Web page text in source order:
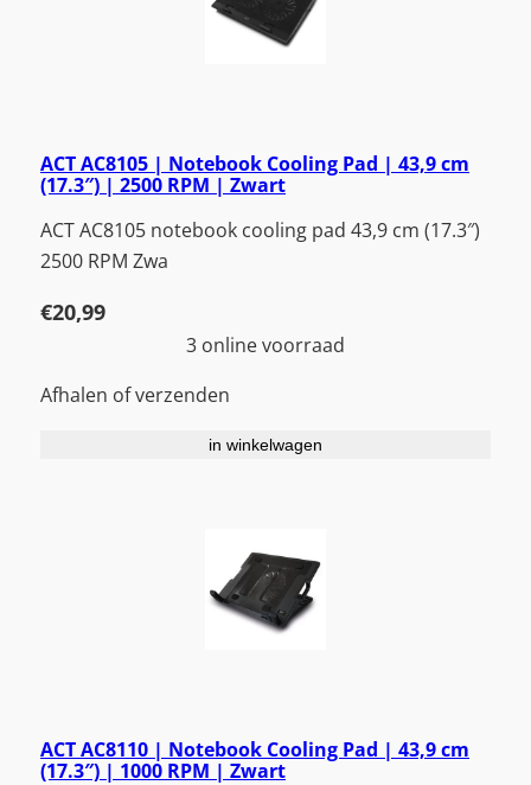
ACT AC8105 | Notebook Cooling Pad | 43,9 cm
(17.3″) | 2500 RPM | Zwart
ACT AC8105 notebook cooling pad 43,9 cm (17.3″)
2500 RPM Zwa
€20,99
3 online voorraad
Afhalen of verzenden
in winkelwagen
ACT AC8110 | Notebook Cooling Pad | 43,9 cm
(17.3″) | 1000 RPM | Zwart